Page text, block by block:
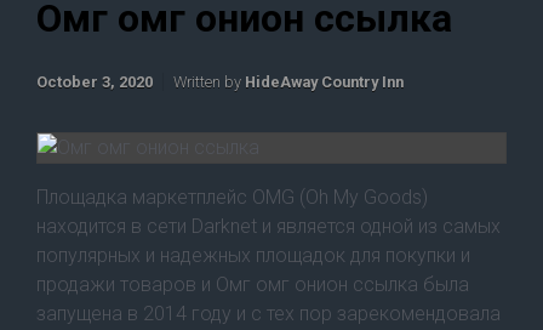
Омг омг онион ссылка
October 3, 2020 Written by HideAway Country Inn
Площадка маркетплейс OMG (Oh My Goods)
находится в сети Darknet и является одной из самых
популярных и надежных площадок для покупки и
продажи товаров и Омг омг онион ссылка была
запущена в 2014 году и с тех пор зарекомендовала